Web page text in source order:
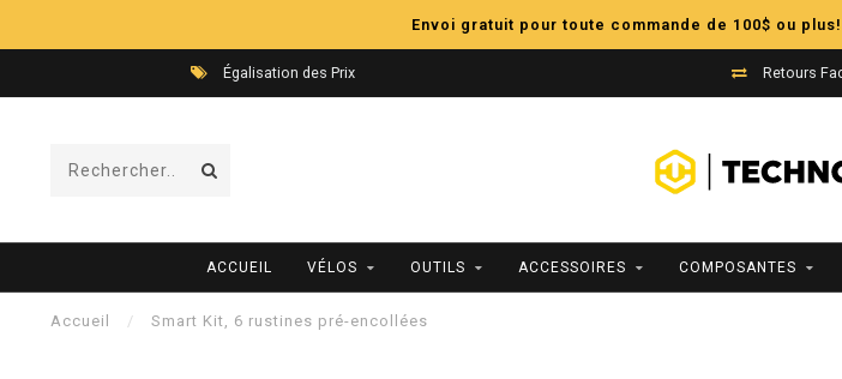
Envoi gratuit pour toute commande de 100$ ou
Égalisation des Prix Retours
ACCUEIL VÉLOS OUTILS ACCESSOIRES COMPOSANTES
Accueil / Smart Kit, 6 rustines pré-encollées